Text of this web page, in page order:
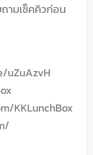
ามเช็คคิวก่อน
uZuAzvH
KKLunchBox